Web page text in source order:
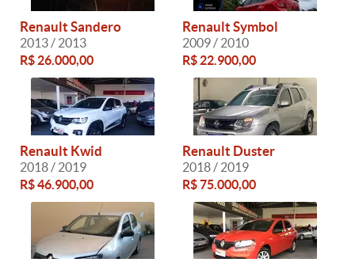
Renault Sandero
2013 / 2013
R$ 26.000,00
Renault Symbol
2009 / 2010
R$ 22.900,00
Renault Kwid
2018 / 2019
R$ 46.900,00
Renault Duster
2018 / 2019
R$ 75.000,00